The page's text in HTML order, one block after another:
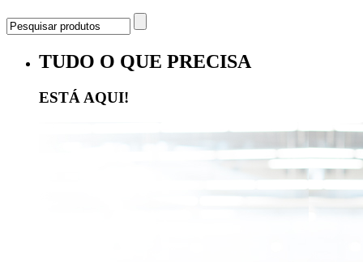
TUDO O QUE PRECISA
ESTÁ AQUI!